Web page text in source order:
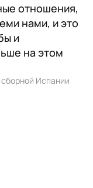
отношения,
нами, и это
и
на этом
Испании